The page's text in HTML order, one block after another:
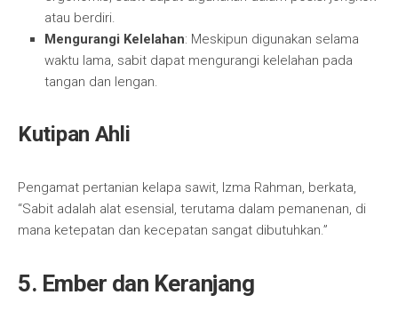
atau berdiri.
Mengurangi Kelelahan: Meskipun digunakan selama
waktu lama, sabit dapat mengurangi kelelahan pada
tangan dan lengan.
Kutipan Ahli
Pengamat pertanian kelapa sawit, Izma Rahman, berkata,
“Sabit adalah alat esensial, terutama dalam pemanenan, di
mana ketepatan dan kecepatan sangat dibutuhkan.”
5. Ember dan Keranjang